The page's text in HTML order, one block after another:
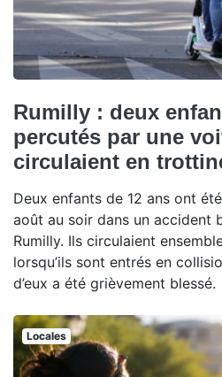
Rumilly : deux
percutés par une
circulaient en
Deux enfants de 12 ans ont
août au soir dans un accident
Rumilly. Ils circulaient
lorsqu’ils sont entrés en
d’eux a été grièvement blessé.
Locales